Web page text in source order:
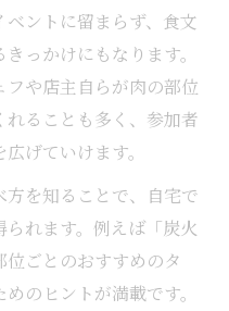
ントに留まらず、食文
っかけにもなります。
や店主自らが肉の部位
ることも多く、参加者
げていけます。
を知ることで、自宅で
れます。例えば「炭火
ごとのおすすめのタ
のヒントが満載です。